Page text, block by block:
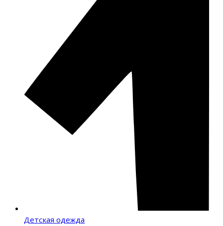
Детская одежда